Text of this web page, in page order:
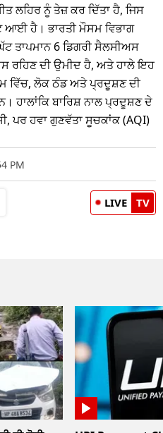
ਲਹਿਰ ਨੂੰ ਤੇਜ਼ ਕਰ ਦਿੱਤਾ ਹੈ, ਜਿਸ
ਆਈ ਹੈ। ਭਾਰਤੀ ਮੌਸਮ ਵਿਭਾਗ
ਤਾਪਮਾਨ 6 ਡਿਗਰੀਸੈਲਸੀਅਸ
ਰਹਿਣ ਦੀ ਉਮੀਦ ਹੈ, ਅਤੇਹਾਲੇ ਇਹ
ਵਿੱਚ, ਲੋਕ ਠੰਡ ਅਤੇਪ੍ਰਦੂਸ਼ਣਦ
ਹਾਲਾਂਕਿਬਾਰਿਸ਼ਨਾਲਪ੍ਰਦੂਸ਼ਣਦੇ
ਪਰ ਹਵਾਗੁਣਵੱਤਾਸੂਚਕਾਂਕ(AQI)
PM
LIVE TV